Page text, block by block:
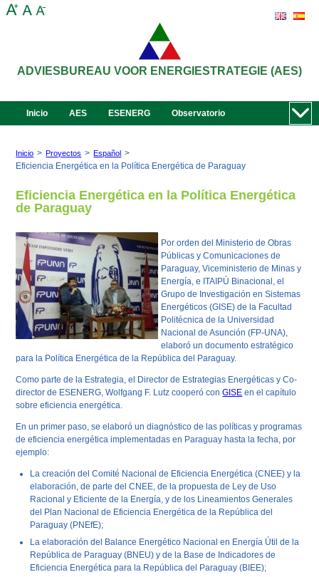
ADVIESBUREAU VOOR ENERGIESTRATEGIE (AES)
Inicio AES ESENERG Observatorio
Inicio > Proyectos > Español >
Eficiencia Energética en la Política Energética de Paraguay
Eficiencia Energética en la Política Energética
de Paraguay
Por orden del Ministerio de Obras
Públicas y Comunicaciones de
Paraguay, Viceministerio de Minas y
Energía, e ITAIPÚ Binacional, el
Grupo de Investigación en Sistemas
Energéticos (GISE) de la Facultad
Politécnica de la Universidad
Nacional de Asunción (FP-UNA),
elaboró un documento estratégico
para la Política Energética de la República del Paraguay.
Como parte de la Estrategia, el Director de Estrategias Energéticas y Co-
director de ESENERG, Wolfgang F. Lutz cooperó conGISE en el capítulo
sobre eficiencia energética.
En un primer paso, se elaboró un diagnóstico de las políticas y programas
de eficiencia energética implementadas en Paraguay hasta la fecha, por
ejemplo:
La creación del Comité Nacional de Eficiencia Energética (CNEE) y la
elaboración, de parte del CNEE, de la propuesta de Ley de Uso
Racional y Eficiente de la Energía, y de los Lineamientos Generales
del Plan Nacional de Eficiencia Energética de la República del
Paraguay (PNEfE);
La elaboración del Balance Energético Nacional en Energía Útil de la
República de Paraguay (BNEU) y de la Base de Indicadores de
Eficiencia Energética para la República del Paraguay (BIEE);